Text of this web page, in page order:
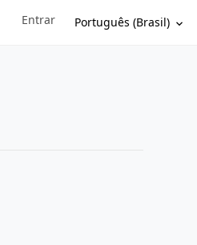
Sign in to your account
Entrar Português (Brasil)